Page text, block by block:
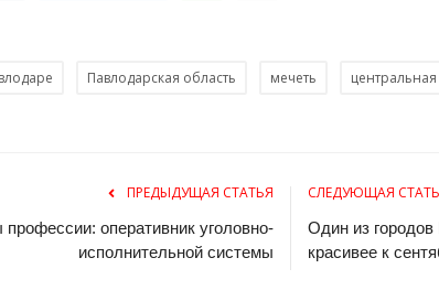
Павлодарская область мечеть
ПРЕДЫДУЩАЯ СТАТЬЯ
оперативник уголовно-
исполнительной системы
СЛЕДУЮЩАЯ
Один из городов
красивее к